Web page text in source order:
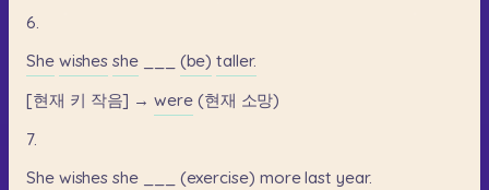
6.
She wishes she (be) taller.
[현재 키 작음] → were (현재 소망)
7.
She wishes she (exercise) more last year.